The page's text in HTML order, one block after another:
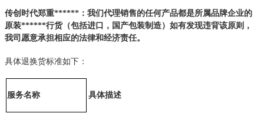
传创时代郑重******：我们代理销售的任何产品都是所属品牌企业的
原装******行货（包括进口，国产包装制造）如有发现违背该原则，
我司愿意承担相应的法律和经济责任。
具体退换货标准如下：
服务名称 具体描述